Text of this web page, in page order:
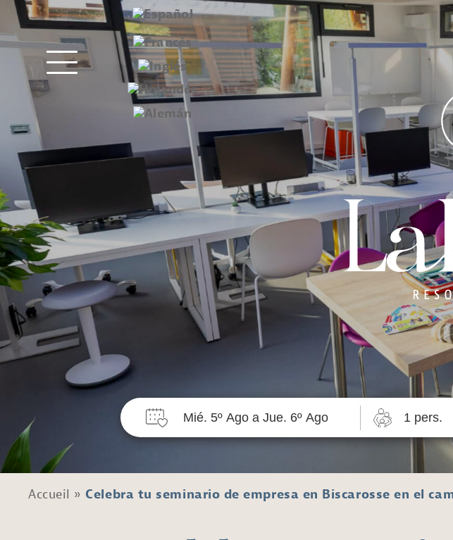
Accueil » Celebra tu seminario de empresa en Biscarosse en el